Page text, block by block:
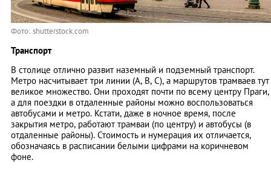
Фото: shutterstock.com
Транспорт
В столице отлично развит наземный и подземный транспорт.
Метро насчитывает три линии (A, B, C), а маршрутов трамваев тут
великое множество. Они проходят почти по всему центру Праги,
а для поездки в отдаленные районы можно воспользоваться
автобусами и метро. Кстати, даже в ночное время, после
закрытия метро, работают трамваи (по центру) и автобусы (в
отдаленные районы). Стоимость и нумерация их отличается,
обозначаясь в расписании белыми цифрами на коричневом
фоне.